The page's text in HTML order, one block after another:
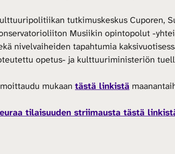
tutkimuskeskus Cuporen,
Musiikin opintopolut -
nivelvaiheiden tapahtumia
opetus- ja kulttuuriministeriön
mukaan tästä linkistä
tilaisuuden striimausta tästä